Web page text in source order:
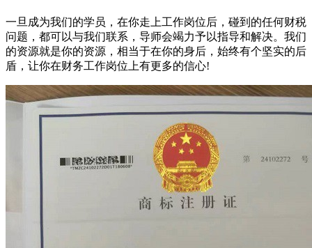
一旦成为我们的学员，在你走上工作岗位后，碰到的任何财税
问题，都可以与我们联系，导师会竭力予以指导和解决。我们
的资源就是你的资源，相当于在你的身后，始终有个坚实的后
盾，让你在财务工作岗位上有更多的信心!